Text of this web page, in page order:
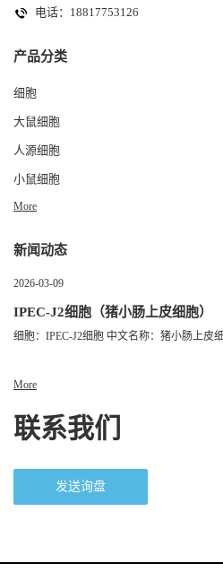
电话：18817753126
产品分类
细胞
大鼠细胞
人源细胞
小鼠细胞
More
新闻动态
2026-03-09
IPEC-J2细胞（猪小肠上皮细胞）
细胞：IPEC-J2细胞 中文名称：猪小肠上皮
More
联系我们
发送询盘